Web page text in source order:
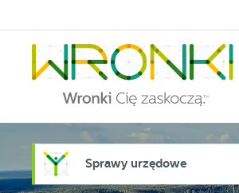
Sprawy urzędowe